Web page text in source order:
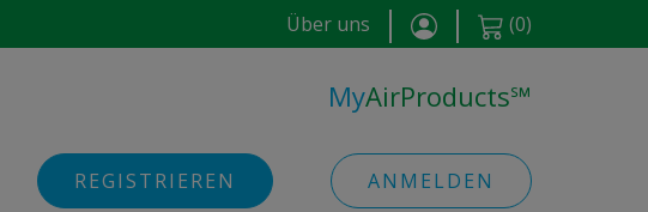
Über uns (0)
MyAirProducts℠
REGISTRIEREN ANMELDEN